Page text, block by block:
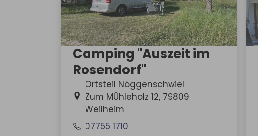
Camping "Auszeit im
Rosendorf"
Ortsteil Nöggenschwiel
Zum MÜhleholz 12, 79809
Weilheim
07755 1710